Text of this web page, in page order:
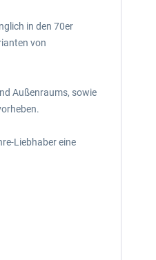
in den 70er
von
Außenraums, sowie
Liebhaber eine